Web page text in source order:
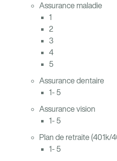
Assurance maladie
1
2
3
4
5
Assurance dentaire
1- 5
Assurance vision
1- 5
Plan de retraite (401k/
1- 5